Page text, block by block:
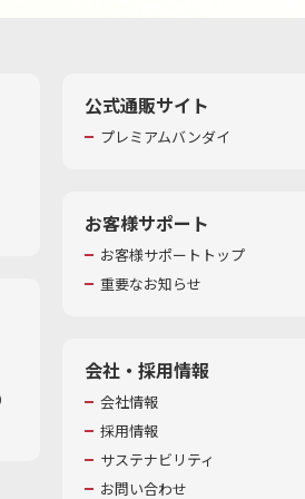
公式通販サイト
プレミアムバンダイ
お客様サポート
お客様サポートトップ
重要なお知らせ
会社・採用情報
会社情報
採用情報
サステナビリティ
お問い合わせ